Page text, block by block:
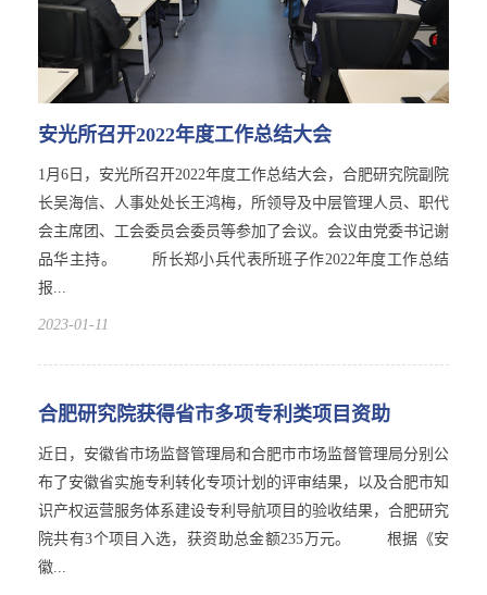
安光所召开2022年度工作总结大会
1月6日，安光所召开2022年度工作总结大会，合肥研究院副院
长吴海信、人事处处长王鸿梅，所领导及中层管理人员、职代
会主席团、工会委员会委员等参加了会议。会议由党委书记谢
品华主持。 所长郑小兵代表所班子作2022年度工作总结
报...
2023-01-11
合肥研究院获得省市多项专利类项目资助
近日，安徽省市场监督管理局和合肥市市场监督管理局分别公
布了安徽省实施专利转化专项计划的评审结果，以及合肥市知
识产权运营服务体系建设专利导航项目的验收结果，合肥研究
院共有3个项目入选，获资助总金额235万元。 根据《安
徽...